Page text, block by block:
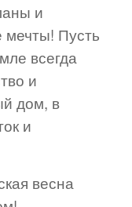
и
Пусть
всегда
и
дом, в
и
весна